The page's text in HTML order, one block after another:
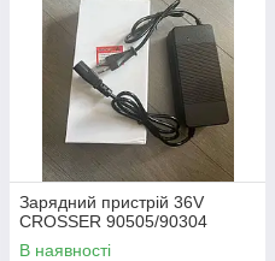
Зарядний пристрій 36V
CROSSER 90505/90304
В наявності